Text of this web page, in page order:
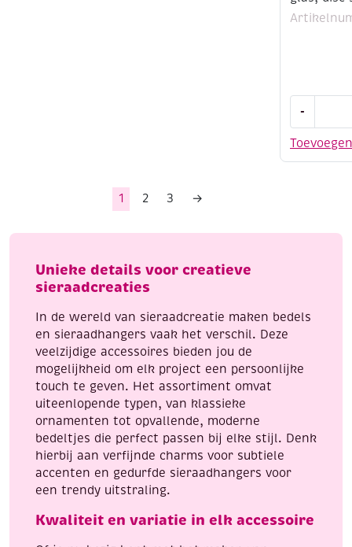
Toevoegen
-
1 2 3 →
Unieke details voor creatieve
sieraadcreaties
In de wereld van sieraadcreatie maken bedels
en sieraadhangers vaak het verschil. Deze
veelzijdige accessoires bieden jou de
mogelijkheid om elk project een persoonlijke
touch te geven. Het assortiment omvat
uiteenlopende typen, van klassieke
ornamenten tot opvallende, moderne
bedeltjes die perfect passen bij elke stijl. Denk
hierbij aan verfijnde charms voor subtiele
accenten en gedurfde sieraadhangers voor
een trendy uitstraling.
Kwaliteit en variatie in elk accessoire